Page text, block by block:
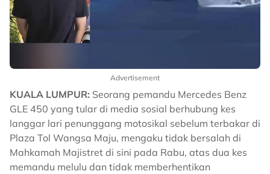
Advertisement
KUALA LUMPUR: Seorang pemandu Mercedes Benz
GLE 450 yang tular di media sosial berhubung kes
langgar lari penunggang motosikal sebelum terbakar di
Plaza Tol Wangsa Maju, mengaku tidak bersalah di
Mahkamah Majistret di sini pada Rabu, atas dua kes
memandu melulu dan tidak memberhentikan